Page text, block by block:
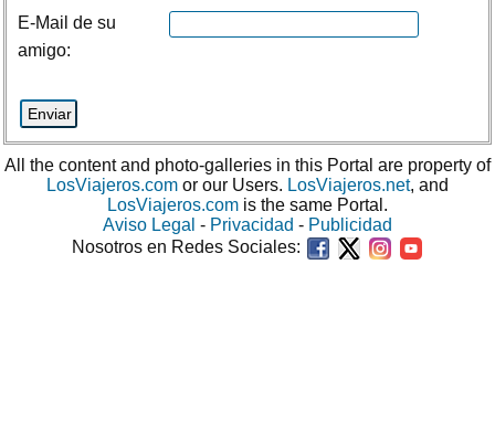
E-Mail de su
amigo:
All the content and photo-galleries in this Portal are property of
LosViajeros.com or our Users. LosViajeros.net, and
LosViajeros.com is the same Portal.
Aviso Legal - Privacidad - Publicidad
Nosotros en Redes Sociales: